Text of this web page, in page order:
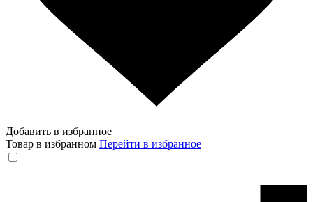
Добавить в избранное
Товар в избранном Перейти в избранное